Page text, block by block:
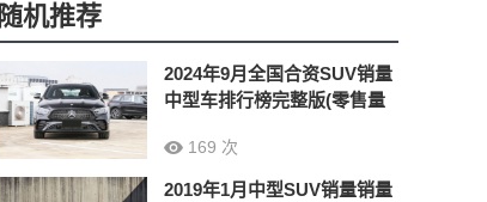
随机推荐
2024年9月全国合资SUV销量
中型车排行榜完整版(零售量
169 次
2019年1月中型SUV销量销量